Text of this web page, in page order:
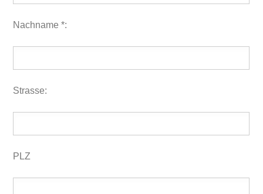
Nachname *:
Strasse:
PLZ